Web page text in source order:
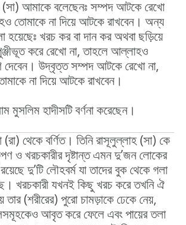
(সা) আমাকে বলেছেনঃ সম্পদ আটকে রেখো
তোমাকে না দিয়ে আটকে রাখবেন। অন্য
হয়েছেঃ খরচ কর বা দান কর অথবা ছড়িয়ে
করে রেখো না, তাহলে আল্লাহও
দেবেন। উদ্বৃত্ত সম্পদ আটকে রেখো না,
না দিয়ে আটকে রাখবেন।
মুসলিম হাদীসটি বর্ণনা করেছেন।
থেকে বর্ণিত। তিনি রাসূলুল্লাহ (সা) কে
ও খরচকারীর দৃষ্টান্ত এমন দু’জন লোকের
দু’টি লৌহবর্ম যা তাদের বুক থেকে গলা
খরচকারী যখনই কিছু খরচ করে তখনি ঐ
তার (শরীরের) পুরো চামড়াকে ঢেকে নেয়,
আবৃত করে ফেলে এবং পায়ের তলা